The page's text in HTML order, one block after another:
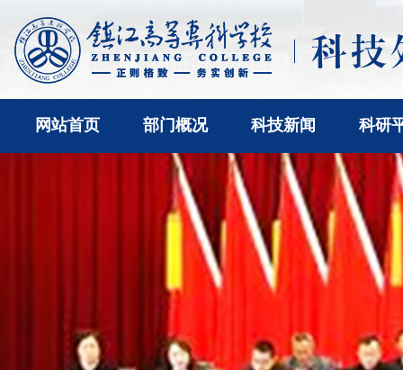
网站首页 部门概况 科技新闻 科研